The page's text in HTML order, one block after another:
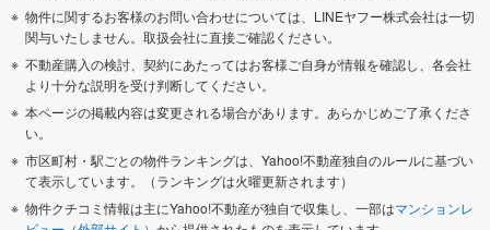
物件に関するお客様のお問い合わせについては、LINEヤフー株式会社は一切
関与いたしません。取扱会社に直接ご確認ください。
不動産購入の検討、契約にあたってはお客様ご自身が情報を確認し、各会社
より十分な説明を受け判断してください。
本ページの掲載内容は変更される場合があります。あらかじめご了承くださ
い。
市区町村・駅ごとの物件ランキングは、Yahoo!不動産独自のルールに基づい
て表示しています。（ランキングは火曜更新されます）
物件クチコミ情報は主にYahoo!不動産が独自で収集し、一部はマンションレ